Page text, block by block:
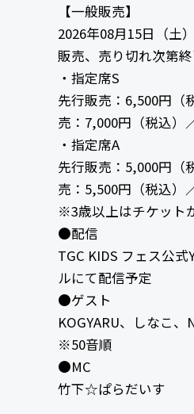
【一般販売】
2026年08月15日（
販売、売り切れ次第
・指定席S
先行販売：6,500円（
売：7,000円（税込）
・指定席A
先行販売：5,000円（
売：5,500円（税込）
※3歳以上はチケット
●配信
TGC KIDS フェス公
ルにて配信予定
●ゲスト
KOGYARU、しなこ
※50音順
●MC
竹下☆ぱらだいす